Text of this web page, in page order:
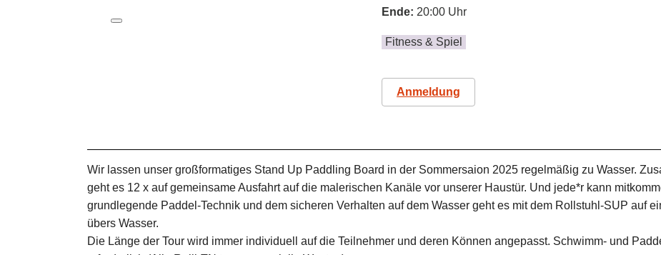
Ende: 20:00 Uhr
Fitness & Spiel
Anmeldung
Wir lassen unser großformatiges Stand Up Paddling Board in der Sommersaion 2025 regelmäßig zu Wasser.
geht es 12 x auf gemeinsame Ausfahrt auf die malerischen Kanäle vor unserer Haustür. Und jede*r kann
grundlegende Paddel-Technik und dem sicheren Verhalten auf dem Wasser geht es mit dem Rollstuhl-SUP auf
übers Wasser.
Die Länge der Tour wird immer individuell auf die Teilnehmer und deren Können angepasst. Schwimm- und